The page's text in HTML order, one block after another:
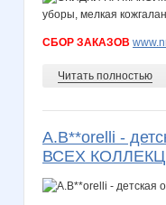
СБОР ЗАКАЗОВ
Читать полностью
A.B**orelli -
ВСЕХ